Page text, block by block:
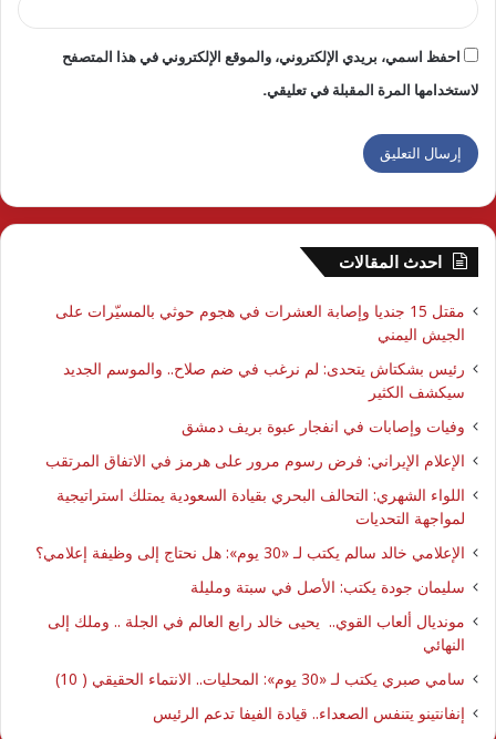
احفظ اسمي، بريدي الإلكتروني، والموقع الإلكتروني في هذا المتصفح
لاستخدامها المرة المقبلة في تعليقي.
احدث المقالات
مقتل 15 جنديا وإصابة العشرات في هجوم حوثي بالمسيّرات على
الجيش اليمني
رئيس بشكتاش يتحدى: لم نرغب في ضم صلاح.. والموسم الجديد
سيكشف الكثير
وفيات وإصابات في انفجار عبوة بريف دمشق
الإعلام الإيراني: فرض رسوم مرور على هرمز في الاتفاق المرتقب
اللواء الشهري: التحالف البحري بقيادة السعودية يمتلك استراتيجية
لمواجهة التحديات
الإعلامي خالد سالم يكتب لـ «30 يوم»: هل نحتاج إلى وظيفة إعلامي؟
سليمان جودة يكتب: الأصل في سبتة ومليلة
مونديال ألعاب القوي.. يحيى خالد رابع العالم في الجلة .. وملك إلى
النهائي
سامي صبري يكتب لـ «30 يوم»: المحليات.. الانتماء الحقيقي ( 10)
إنفانتينو يتنفس الصعداء.. قيادة الفيفا تدعم الرئيس